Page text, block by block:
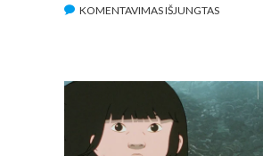
KOMENTAVIMAS IŠJUNGTASĮRAŠE
ATGIJĘS
KINO
EKRANE